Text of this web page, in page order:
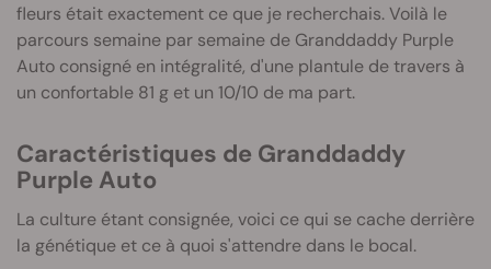
fleurs était exactement ce que je recherchais. Voilà le
parcours semaine par semaine de Granddaddy Purple
Auto consigné en intégralité, d'une plantule de travers à
un confortable 81 g et un 10/10 de ma part.
Caractéristiques de Granddaddy
Purple Auto
La culture étant consignée, voici ce qui se cache derrière
la génétique et ce à quoi s'attendre dans le bocal.